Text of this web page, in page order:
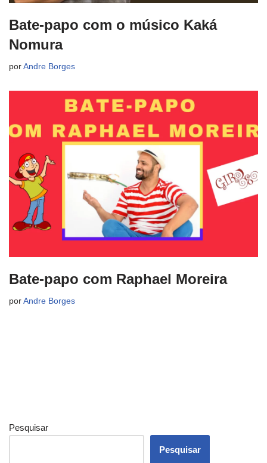
Bate-papo com o músico Kaká
Nomura
por Andre Borges
Bate-papo com Raphael Moreira
por Andre Borges
Pesquisar
Pesquisar